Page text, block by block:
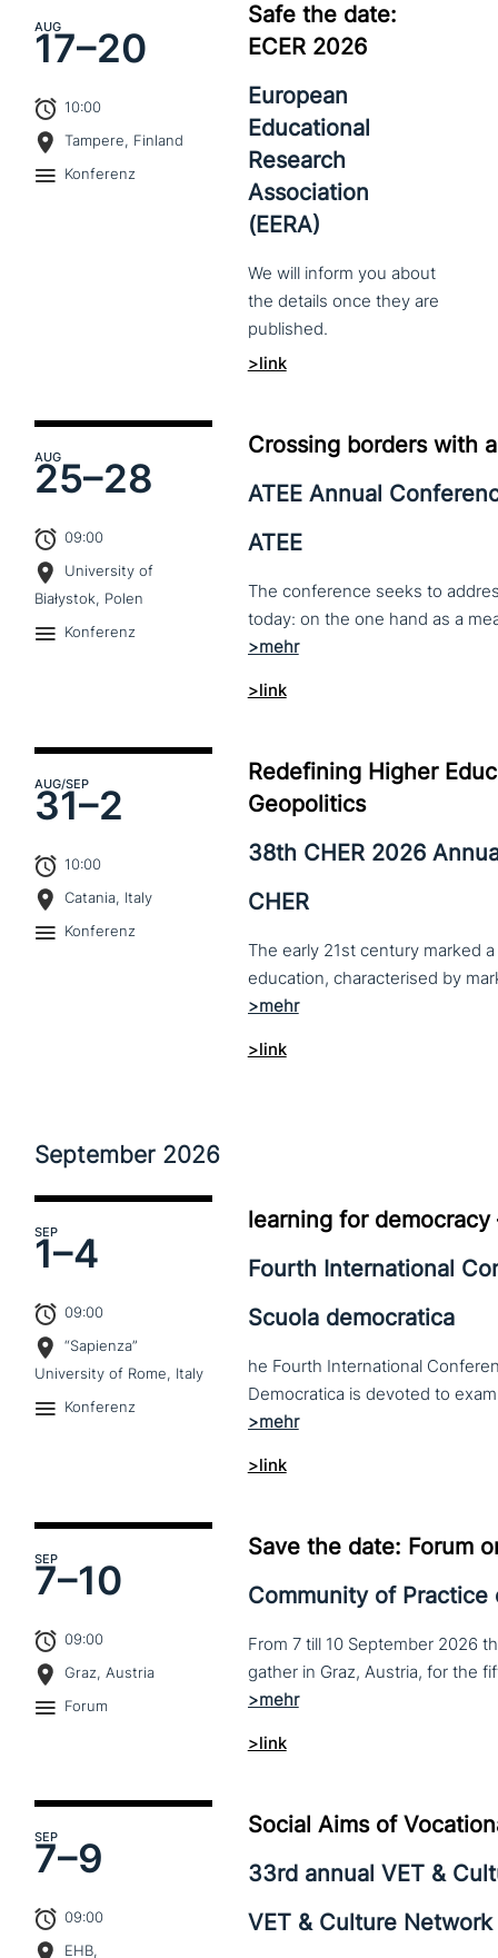
AUG
17–20
10:00
Tampere, Finland
Konferenz
Safe the date:
ECER 2026
European
Educational
Research
Association
(EERA)
We will inform you about
the details once they are
published.
>link
AUG
25–28
09:00
University of
Białystok, Polen
Konferenz
Crossing borders with
ATEE Annual
ATEE
The conference seeks to
>link
AUG/SEP
31–2
10:00
Catania, Italy
Konferenz
Redefining Higher
Geopolitics
38th CHER 2026
CHER
The early 21st century marked
>link
September 2026
SEP
1–4
09:00
“Sapienza”
University of Rome, Italy
Konferenz
learning for
Fourth International
Scuola democratica
he Fourth International
>link
SEP
7–10
09:00
Graz, Austria
Forum
Save the date: Forum
Community of Practice
From 7 till 10 September 2026
>link
SEP
7–9
09:00
EHB,
Social Aims of
33rd annual VET &
VET & Culture Network